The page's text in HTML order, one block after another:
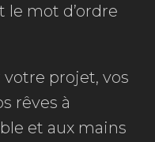
le mot d’ordre
votre projet, vos
rêves à
et aux mains